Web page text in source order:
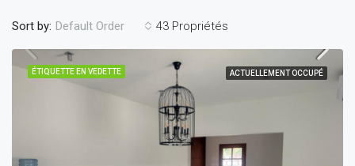
43 Propriétés
Sort by: Default Order
ÉTIQUETTE EN VEDETTE ACTUELLEMENT OCCUPÉ